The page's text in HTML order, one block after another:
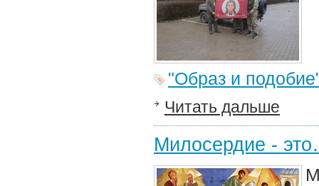
"Образ и
Читать дальше
Милосердие -